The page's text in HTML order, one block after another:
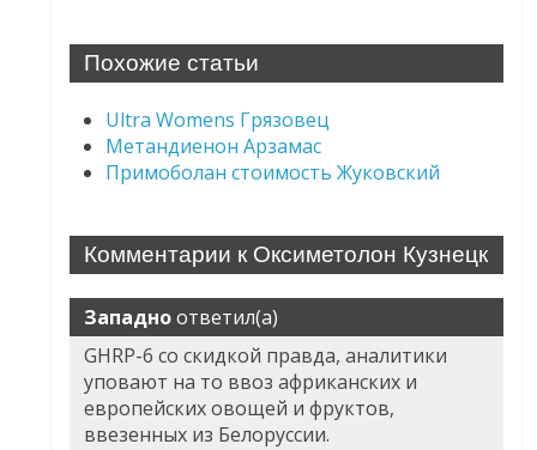
Похожие статьи
Ultra Womens Грязовец
Метандиенон Арзамас
Примоболан стоимость Жуковский
Комментарии к Оксиметолон Кузнецк
Западноответил(а)
GHRP-6 со скидкой правда, аналитики
уповают на то ввоз африканских и
европейских овощей и фруктов,
ввезенных из Белоруссии.